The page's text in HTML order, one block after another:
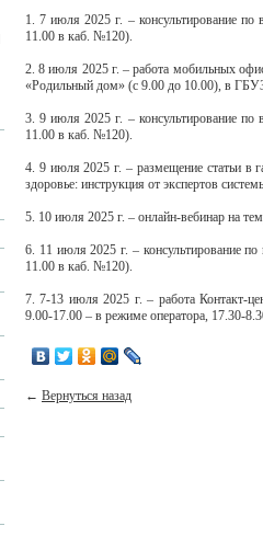
1. 7 июля 2025 г. – консультирование
11.00 в каб. №120).
2. 8 июля 2025 г. – работа мобильных
«Родильный дом» (с 9.00 до 10.00), в
3. 9 июля 2025 г. – консультирование
11.00 в каб. №120).
4. 9 июля 2025 г. – размещение статьи в
здоровье: инструкция от экспертов
5. 10 июля 2025 г. – онлайн-вебинар на
6. 11 июля 2025 г. – консультирование
11.00 в каб. №120).
7. 7-13 июля 2025 г. – работа Контакт-
9.00-17.00 – в режиме оператора, 17.30-
← Вернуться назад